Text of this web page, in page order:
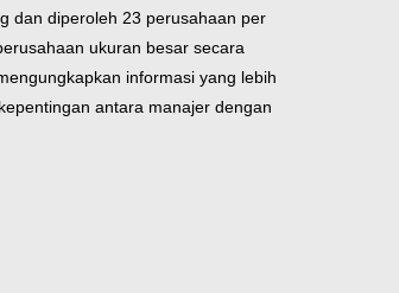
dan diperoleh 23 perusahaan per
ukuran besar secara
informasi yang lebih
antara manajer dengan